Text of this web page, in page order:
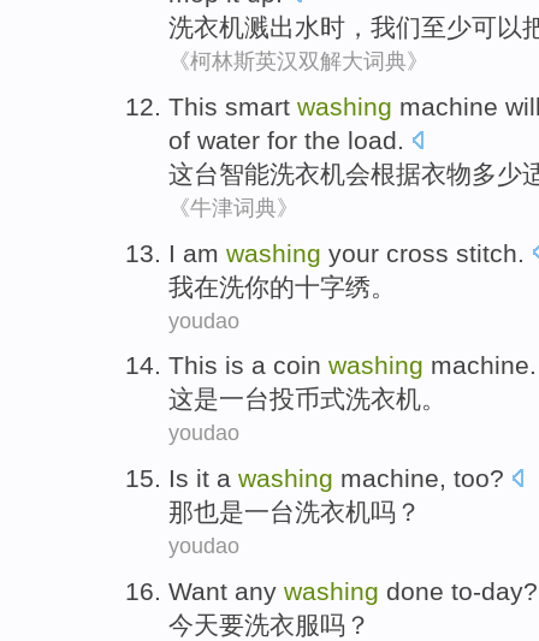
洗衣机溅出水时 ， 我们至少可以
《柯林斯英汉双解大词典》
This smart washing machine
of water for the load.
这台智能洗衣机会根据衣物多少
《牛津词典》
I am washing your cross stitch
我在洗你的十字绣 。
youdao
This is a coin washing machine.
这是一台投币式洗衣机。
youdao
Is it a washing machine, too?
那也是一台洗衣机吗？
youdao
Want any washing done to-day?
今天要洗衣服吗？